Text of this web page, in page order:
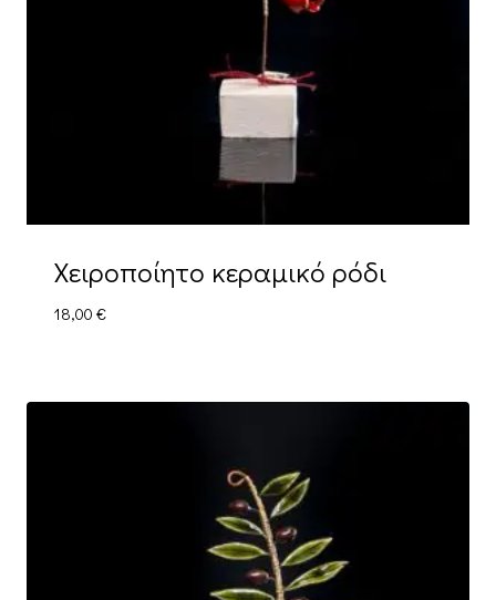
Χειροποίητο κεραμικό ρόδι
18,00 €